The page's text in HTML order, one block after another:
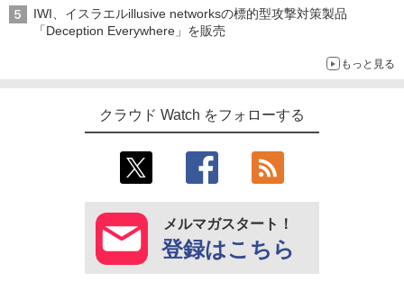
IWI、イスラエルillusive networksの標的型攻撃対策製品
「Deception Everywhere」を販売
もっと見る
クラウド Watch をフォローする
メルマガスタート！
登録はこちら